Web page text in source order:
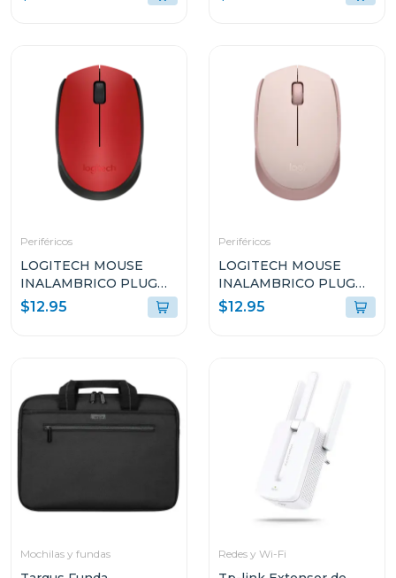
Periféricos
LOGITECH MOUSE
INALAMBRICO PLUG
AND PLAY ROJO M170
$12.95
Periféricos
LOGITECH MOUSE
INALAMBRICO PLUG
AND PLAY ROSADO
M170
$12.95
Mochilas y fundas Redes y Wi-Fi